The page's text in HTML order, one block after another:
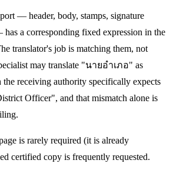
— header, body, stamps, signature
a corresponding fixed expression in the
translator's job is matching them, not
may translate "นายอำเภอ" as
receiving authority specifically expects
Officer", and that mismatch alone is
is rarely required (it is already
certified copy is frequently requested.